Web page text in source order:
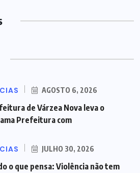
AGOSTO 6, 2026
de Várzea Nova leva o
Prefeitura com
JULHO 30, 2026
o que pensa: Violência não tem